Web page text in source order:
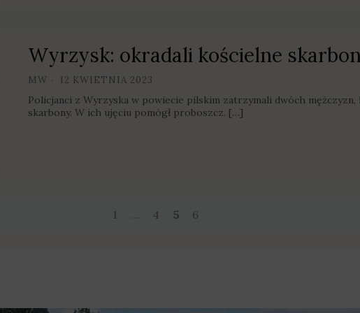
Wyrzysk: okradali kościelne
MW 12 KWIETNIA 2023
Policjanci z Wyrzyska w powiecie pilskim zatrzymali dwóch mężczyzn,
skarbony. W ich ujęciu pomógł proboszcz. […]
1 4 5 6